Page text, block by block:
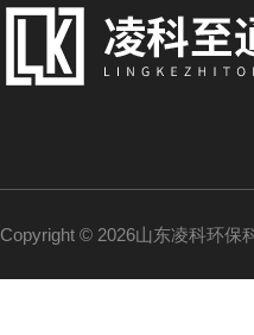
Copyright © 2026山东凌科环